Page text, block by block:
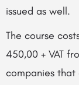
issued as well.
The course
450,00 + VAT
companies that